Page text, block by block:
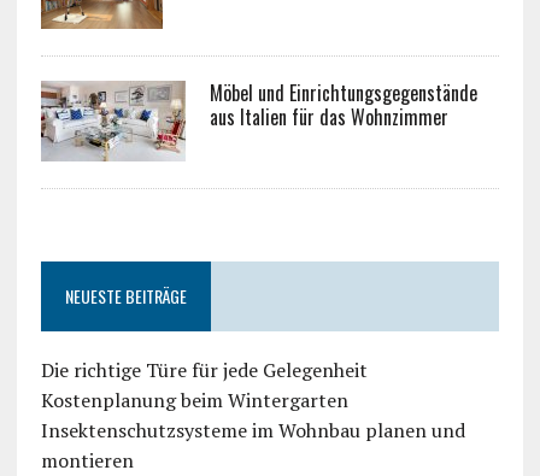
Möbel und Einrichtungsgegenstände
aus Italien für das Wohnzimmer
NEUESTE BEITRÄGE
Die richtige Türe für jede Gelegenheit
Kostenplanung beim Wintergarten
Insektenschutzsysteme im Wohnbau planen und
montieren